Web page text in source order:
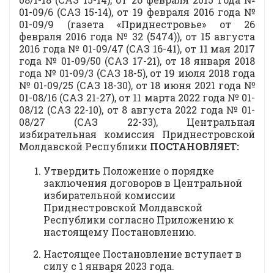
01-09/6 (САЗ 15-14), от 19 февраля 2016 года №
01-09/9 (газета «Приднестровье» от 26
февраля 2016 года № 32 (5474)), от 15 августа
2016 года № 01-09/47 (САЗ 16-41), от 11 мая 2017
года № 01-09/50 (САЗ 17-21), от 18 января 2018
года № 01-09/3 (САЗ 18-5), от 19 июля 2018 года
№ 01-09/25 (САЗ 18-30), от 18 июня 2021 года №
01-08/16 (САЗ 21-27), от 11 марта 2022 года № 01-
08/12 (САЗ 22-10), от 8 августа 2022 года № 01-
08/27 (САЗ 22-33), Центральная
избирательная комиссия Приднестровской
Молдавской Республики ПОСТАНОВЛЯЕТ:
Утвердить Положение о порядке
заключения договоров в Центральной
избирательной комиссии
Приднестровской Молдавской
Республики согласно Приложению к
настоящему Постановлению.
Настоящее Постановление вступает в
силу с 1 января 2023 года.